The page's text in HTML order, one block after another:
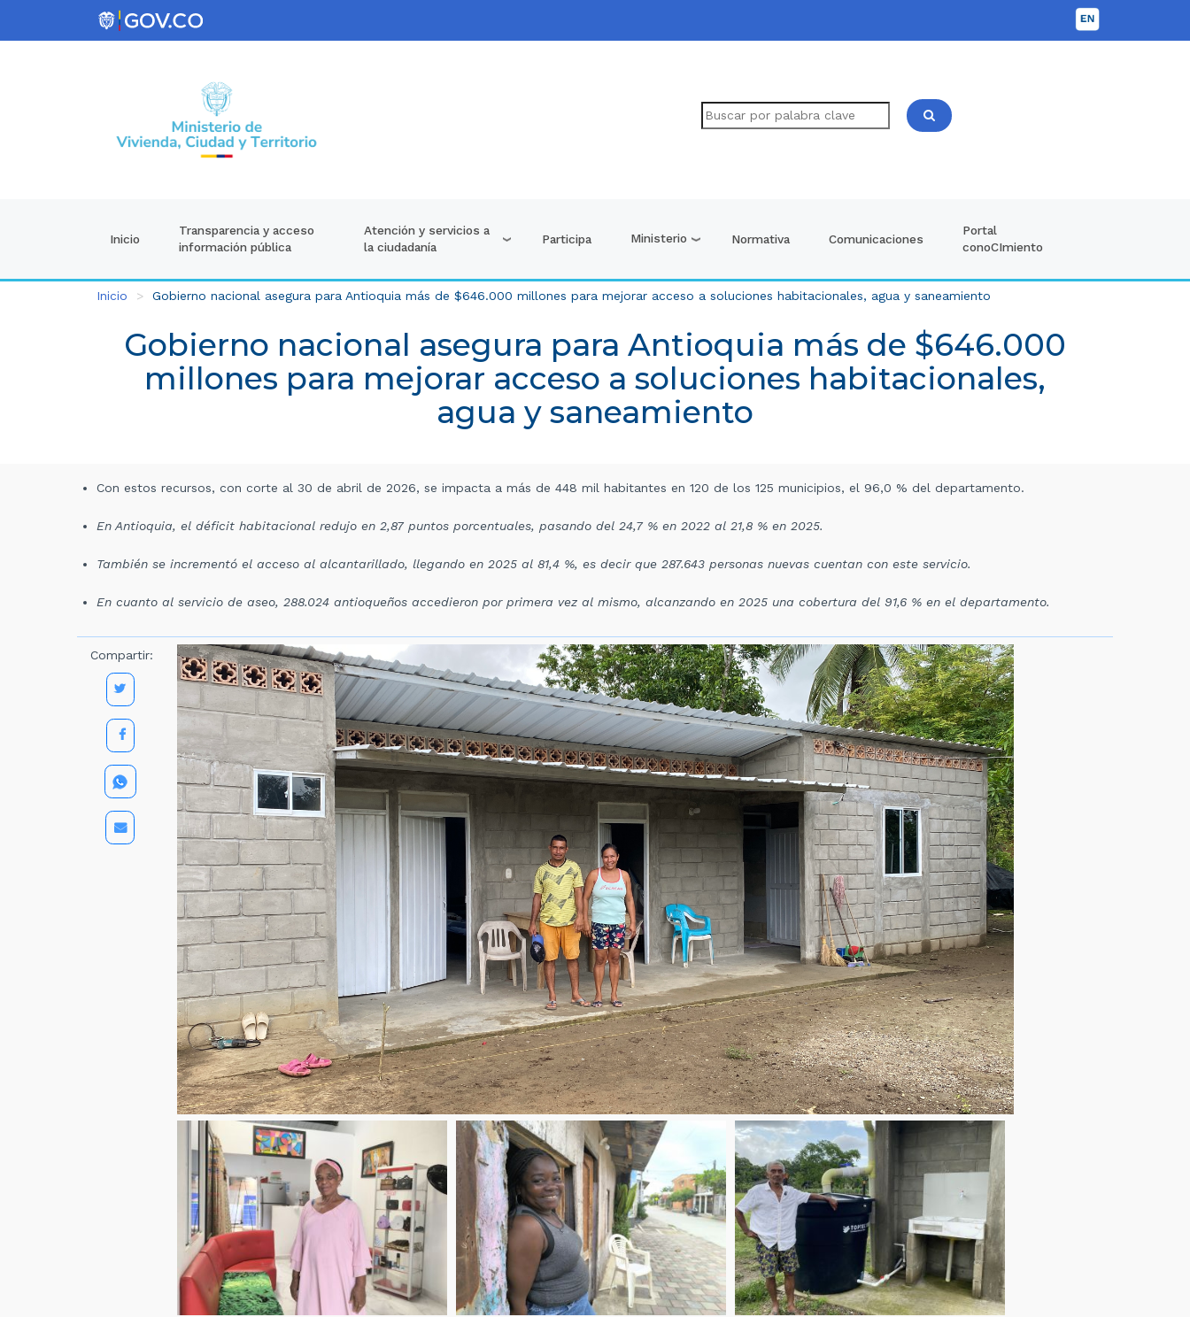
Inicio
Transparencia y acceso
información pública
Atención y servicios a
la ciudadanía
Participa Ministerio Normativa Comunicaciones
Portal
conoCImiento
Inicio Gobierno nacional asegura para Antioquia más de $646.000 millones para mejorar acceso a soluciones habitacionales, agua y saneamiento
Gobierno nacional asegura para Antioquia más de $646.000
millones para mejorar acceso a soluciones habitacionales,
agua y saneamiento
Con estos recursos, con corte al 30 de abril de 2026, se impacta a más de 448 mil habitantes en 120 de los 125 municipios, el 96,0 % del departamento.
En Antioquia, el déficit habitacional redujo en 2,87 puntos porcentuales, pasando del 24,7 % en 2022 al 21,8 % en 2025.
También se incrementó el acceso al alcantarillado, llegando en 2025 al 81,4 %, es decir que 287.643 personas nuevas cuentan con este servicio.
En cuanto al servicio de aseo, 288.024 antioqueños accedieron por primera vez al mismo, alcanzando en 2025 una cobertura del 91,6 % en el departamento.
Compartir: